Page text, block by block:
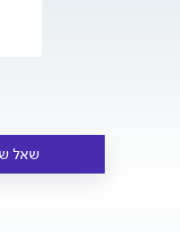
שאל